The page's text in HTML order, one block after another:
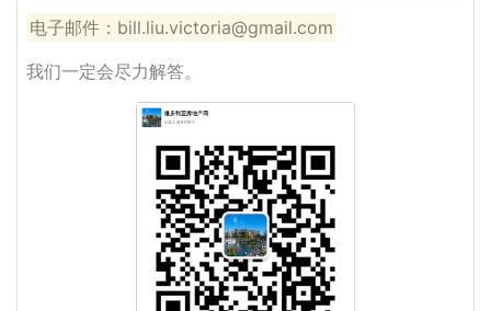
电子邮件：bill.liu.victoria@gmail.com
我们一定会尽力解答。